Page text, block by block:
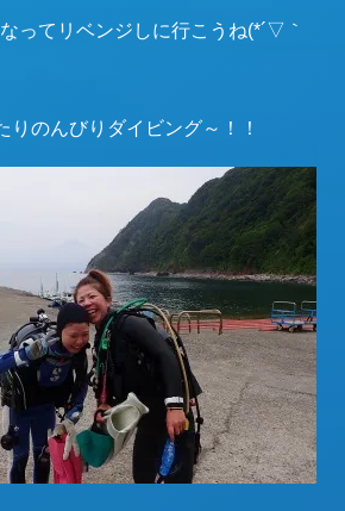
ってリベンジしに行こうね(*´▽｀
りのんびりダイビング～！！